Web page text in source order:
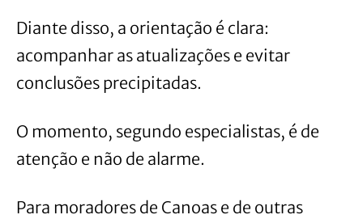
Diante disso, a orientação é clara:
acompanhar as atualizações e evitar
conclusões precipitadas.
O momento, segundo especialistas, é de
atenção e não de alarme.
Para moradores de Canoas e de outras